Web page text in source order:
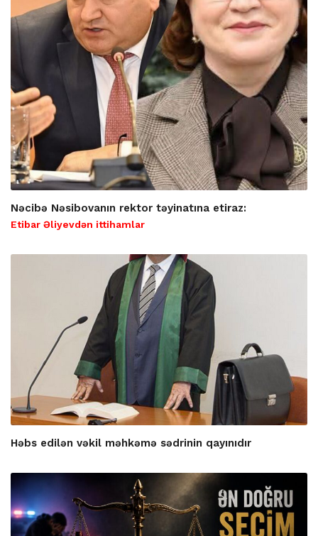
Nəcibə Nəsibovanın rektor təyinatına etiraz:
Etibar Əliyevdən ittihamlar
Həbs edilən vəkil məhkəmə sədrinin qayınıdır